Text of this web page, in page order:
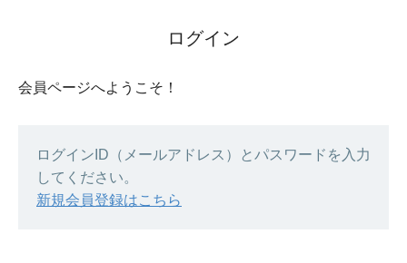
ログイン
会員ページへようこそ！
ログインID（メールアドレス）とパスワードを入力
してください。
新規会員登録はこちら